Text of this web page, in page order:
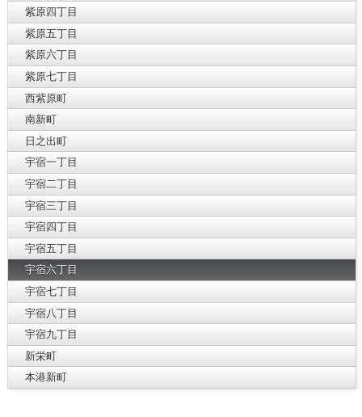
紫原四丁目
紫原五丁目
紫原六丁目
紫原七丁目
西紫原町
南新町
日之出町
宇宿一丁目
宇宿二丁目
宇宿三丁目
宇宿四丁目
宇宿五丁目
宇宿六丁目
宇宿七丁目
宇宿八丁目
宇宿九丁目
新栄町
本港新町